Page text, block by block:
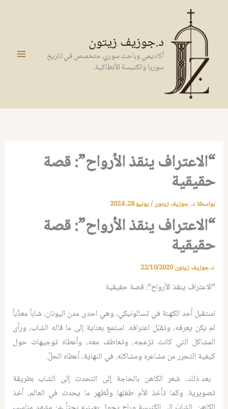
المحتوى
د.جوزيف زيتون
أكاديمي وباحث سوري، متخصص في تاريخ
سوريا والكنيسة الأنطاكية.
“الاعتراف ينقذ الأرواح”: قصة
حقيقية
بواسطةد. جوزيف زيتون/يونيو 28, 2024
“الاعتراف ينقذ الأرواح”: قصة
حقيقية
د.جوزيف زيتون22/10/2020
“الاعتراف ينقذ الأرواح“: قصة حقيقية
استقبل أحد الكهنة في تسالونيكي، وهي احدى مدن اليونان، شاباً معذّباً
لم يكن يعرفه، وتقبّل اعترافه. استمع بعناية إلى ما قاله الشاب، ورأى
المشاكل التي كانت تزعجه، وتعاطف معه، وأعطاه توجيهات حول
كيفية التحرر من مشاعره ومشاكله. في النهاية، أعطاه الحلّ.
بعد ذلك، شعر الكاهن بالحاجة إلى التحدث إلى الشاب بطريقة
تصويرية. وكما تأخذ الأم طفلها وتُظهِر ما يحدث في العالم، أخذ